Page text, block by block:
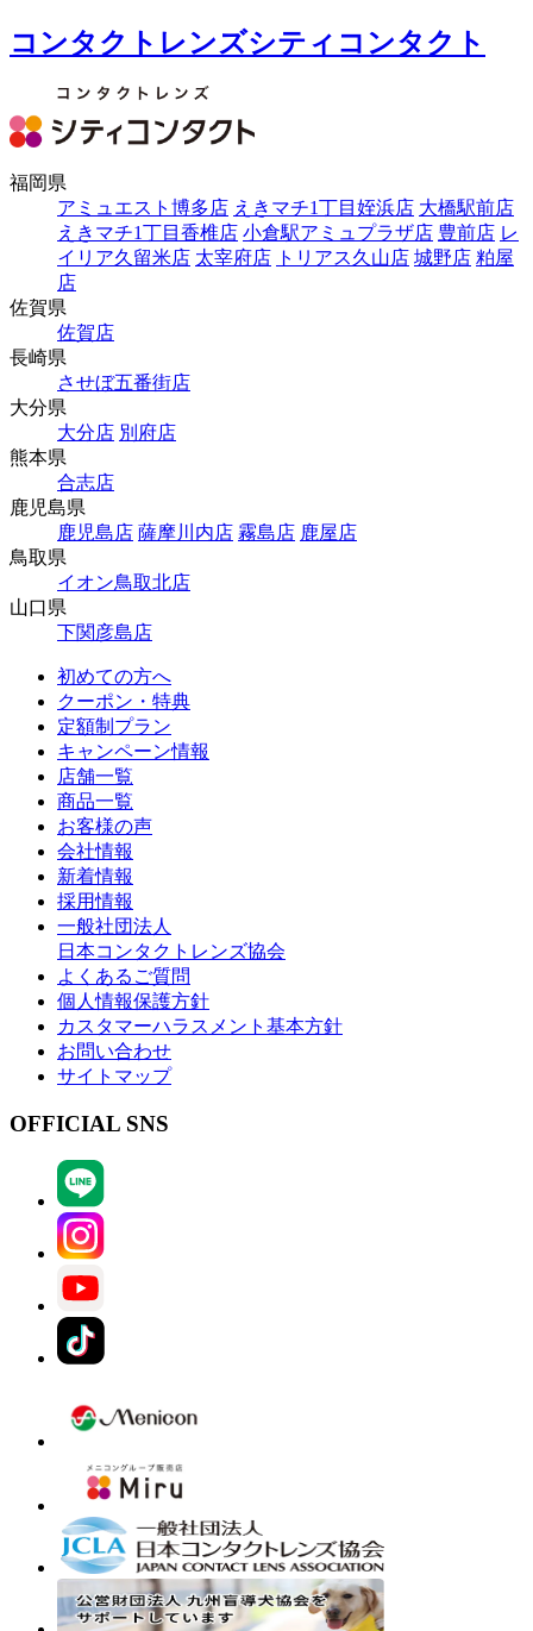
コンタクトレンズシティコンタクト
福岡県
アミュエスト博多店 えきマチ1丁目姪浜店 大橋駅前店
えきマチ1丁目香椎店 小倉駅アミュプラザ店 豊前店 レ
イリア久留米店 太宰府店 トリアス久山店 城野店 粕屋
店
佐賀県
佐賀店
長崎県
させぼ五番街店
大分県
大分店 別府店
熊本県
合志店
鹿児島県
鹿児島店 薩摩川内店 霧島店 鹿屋店
鳥取県
イオン鳥取北店
山口県
下関彦島店
初めての方へ
クーポン・特典
定額制プラン
キャンペーン情報
店舗一覧
商品一覧
お客様の声
会社情報
新着情報
採用情報
一般社団法人
日本コンタクトレンズ協会
よくあるご質問
個人情報保護方針
カスタマーハラスメント基本方針
お問い合わせ
サイトマップ
OFFICIAL SNS